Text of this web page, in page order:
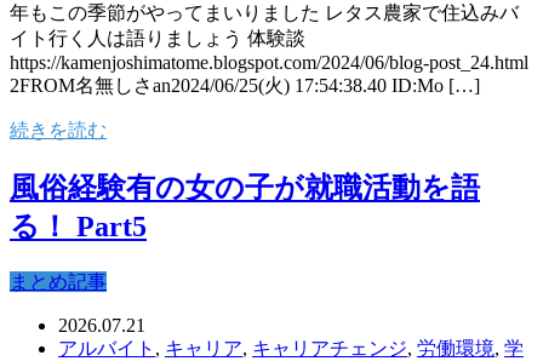
年もこの季節がやってまいりました レタス農家で住込みバ
イト行く人は語りましょう 体験談
https://kamenjoshimatome.blogspot.com/2024/06/blog-post_24.html
2FROM名無しさan2024/06/25(火) 17:54:38.40 ID:Mo […]
続きを読む
風俗経験有の女の子が就職活動を語
る！ Part5
まとめ記事
2026.07.21
アルバイト , キャリア, キャリアチェンジ, 労働環境, 学